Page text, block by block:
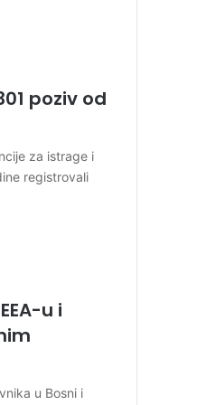
poziv od
za istrage i
registrovali
u i
u Bosni i